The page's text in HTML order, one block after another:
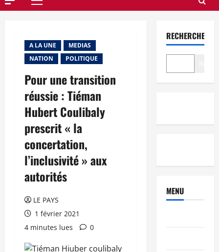
Menu
A LA UNE
MEDIAS
NATION
POLITIQUE
Pour une transition
réussie : Tiéman
Hubert Coulibaly
prescrit « la
concertation,
l’inclusivité » aux
autorités
LE PAYS
1 février 2021
4 minutes lues
0
RECHERCHER
MENU